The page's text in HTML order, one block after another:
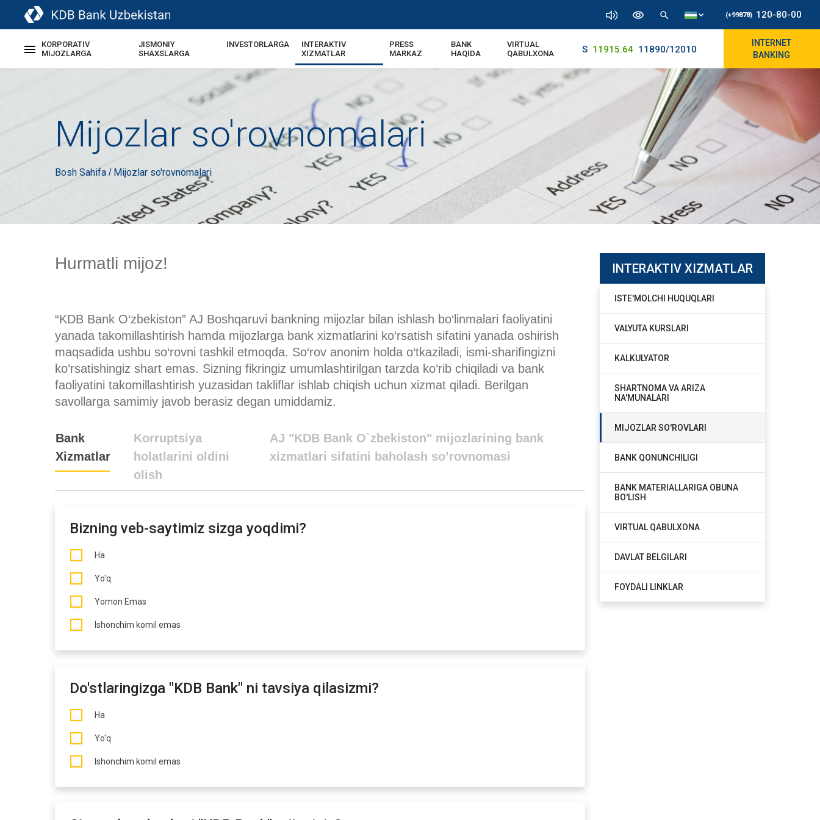
(+99878) 120-80-00
KORPORATIV
MIJOZLARGA
JISMONIY
SHAXSLARGA
INVESTORLARGA
INTERAKTIV
XIZMATLAR
PRESS
MARKAZ
BANK
HAQIDA
VIRTUAL
QABULXONA
USD | UZS 11915.64 11890/12010
INTERNET
BANKING
Mijozlar so'rovnomalari
Bosh Sahifa / Mijozlar so'rovnomalari
Hurmatli mijoz!
“KDB Bank O‘zbekiston” AJ Boshqaruvi bankning mijozlar bilan ishlash bo‘linmalari faoliyatini
yanada takomillashtirish hamda mijozlarga bank xizmatlarini ko‘rsatish sifatini yanada oshirish
maqsadida ushbu so‘rovni tashkil etmoqda. So‘rov anonim holda o‘tkaziladi, ismi-sharifingizni
ko‘rsatishingiz shart emas. Sizning fikringiz umumlashtirilgan tarzda ko‘rib chiqiladi va bank
faoliyatini takomillashtirish yuzasidan takliflar ishlab chiqish uchun xizmat qiladi. Berilgan
savollarga samimiy javob berasiz degan umiddamiz.
Bank
Xizmatlar
Korruptsiya
holatlarini oldini
olish
AJ "KDB Bank O`zbekiston" mijozlarining bank
xizmatlari sifatini baholash so’rovnomasi
Bizning veb-saytimiz sizga yoqdimi?
Ha
Yo'q
Yomon Emas
Ishonchim komil emas
Do'stlaringizga "KDB Bank" ni tavsiya qilasizmi?
Ha
Yo'q
Ishonchim komil emas
INTERAKTIV XIZMATLAR
ISTE'MOLCHI HUQUQLARI
VALYUTA KURSLARI
KALKULYATOR
SHARTNOMA VA ARIZA
NA'MUNALARI
MIJOZLAR SO'ROVLARI
BANK QONUNCHILIGI
BANK MATERIALLARIGA OBUNA
BO'LISH
VIRTUAL QABULXONA
DAVLAT BELGILARI
FOYDALI LINKLAR